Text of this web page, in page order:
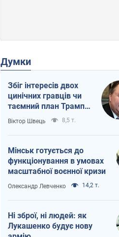
Думки
Збіг інтересів двох
цинічних гравців чи
таємний план Трампа
і Путіна?
Віктор Швець 8,5 т.
Мінськ готується до
функціонування в умовах
масштабної воєнної кризи
Олександр Левченко 14,2 т.
Ні зброї, ні людей: як
Лукашенко будує нову